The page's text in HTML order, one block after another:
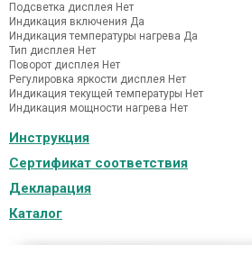
Подсветка дисплея Нет
Индикация включения Да
Индикация температуры нагрева Да
Тип дисплея Нет
Поворот дисплея Нет
Регулировка яркости дисплея Нет
Индикация текущей температуры Нет
Индикация мощности нагрева Нет
Инструкция
Сертификат соответствия
Декларация
Каталог